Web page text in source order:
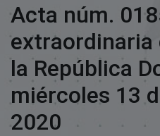
Acta núm.
extraordinaria
la República
miércoles 13
2020